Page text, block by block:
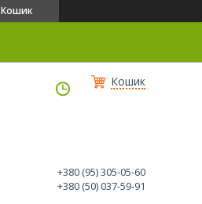
Кошик
Кошик
+380 (95) 305-05-60
+380 (50) 037-59-91